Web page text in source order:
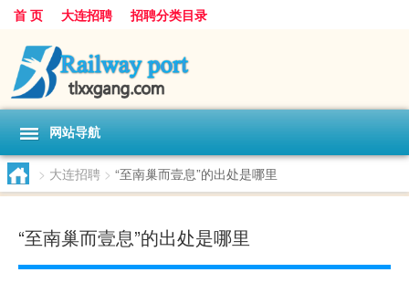
首 页 大连招聘 招聘分类目录
网站导航
> 大连招聘 > “至南巢而壹息”的出处是哪里
“至南巢而壹息”的出处是哪里